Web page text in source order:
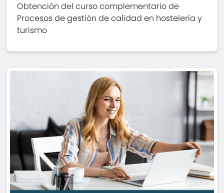
Obtención del curso complementario de
Procesos de gestión de calidad en hostelería y
turismo